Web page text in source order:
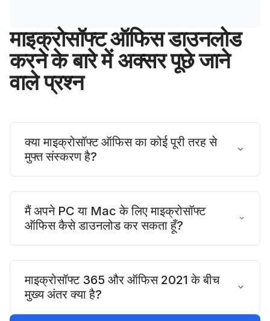
माइक्रोसॉफ्ट ऑफिस डाउनलोड
करने के बारे में अक्सर पूछे जाने
वाले प्रश्न
क्या माइक्रोसॉफ्ट ऑफिस का कोई पूरी तरह से
मुफ्त संस्करण है?
है, जो Word, Excel और PowerPoint का एक मुफ्त
और ब्राउज़र-आधारित संस्करण है। बिना किसी
Office जैसे मुफ्त विकल्प पर विचार कर सकते हैं, जो
माइक्रोसॉफ्ट ऑफिस फॉर्मेट के साथ अत्यधिक सुसंगत है।
मैं अपने PC या Mac के लिए माइक्रोसॉफ्ट
ऑफिस कैसे डाउनलोड कर सकता हूँ?
आधिकारिक वेबसाइट के माध्यम से है। आप निरंतर पहुंच
और अपडेट के लिए माइक्रोसॉफ्ट 365 सब्सक्रिप्शन
माइक्रोसॉफ्ट 365 और ऑफिस 2021 के बीच
मुख्य अंतर क्या है?